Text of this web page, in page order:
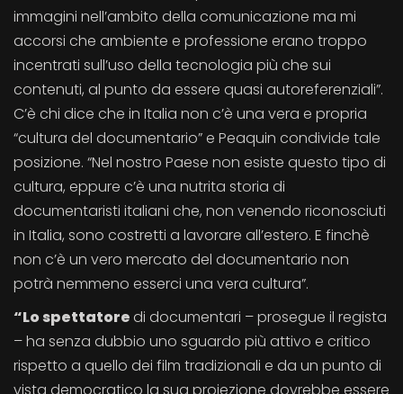
immagini nell’ambito della comunicazione ma mi
accorsi che ambiente e professione erano troppo
incentrati sull’uso della tecnologia più che sui
contenuti, al punto da essere quasi autoreferenziali”.
C’è chi dice che in Italia non c’è una vera e propria
“cultura del documentario” e Peaquin condivide tale
posizione. “Nel nostro Paese non esiste questo tipo di
cultura, eppure c’è una nutrita storia di
documentaristi italiani che, non venendo riconosciuti
in Italia, sono costretti a lavorare all’estero. E finchè
non c’è un vero mercato del documentario non
potrà nemmeno esserci una vera cultura”.
“Lo spettatoredi documentari – prosegue il regista
– ha senza dubbio uno sguardo più attivo e critico
rispetto a quello dei film tradizionali e da un punto di